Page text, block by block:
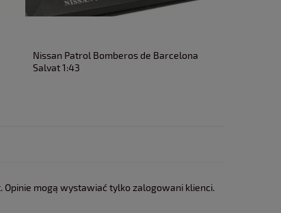
Nissan Patrol Bomberos de Barcelona
Salvat 1:43
mogą wystawiać tylko zalogowani klienci.